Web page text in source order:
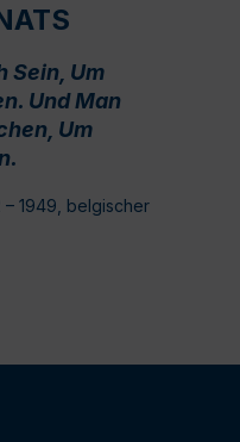
Sein, Um
Und Man
Um
– 1949, belgischer